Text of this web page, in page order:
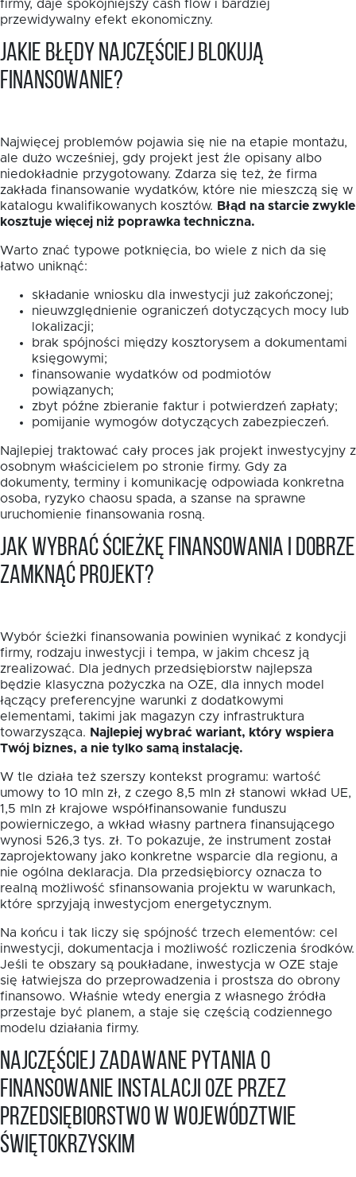
firmy, daje spokojniejszy cash flow i bardziej
przewidywalny efekt ekonomiczny.
Jakie błędy najczęściej blokują
finansowanie?
Najwięcej problemów pojawia się nie na etapie montażu,
ale dużo wcześniej, gdy projekt jest źle opisany albo
niedokładnie przygotowany. Zdarza się też, że firma
zakłada finansowanie wydatków, które nie mieszczą się w
katalogu kwalifikowanych kosztów. Błąd na starcie zwykle
kosztuje więcej niż poprawka techniczna.
Warto znać typowe potknięcia, bo wiele z nich da się
łatwo uniknąć:
składanie wniosku dla inwestycji już zakończonej;
nieuwzględnienie ograniczeń dotyczących mocy lub
lokalizacji;
brak spójności między kosztorysem a dokumentami
księgowymi;
finansowanie wydatków od podmiotów
powiązanych;
zbyt późne zbieranie faktur i potwierdzeń zapłaty;
pomijanie wymogów dotyczących zabezpieczeń.
Najlepiej traktować cały proces jak projekt inwestycyjny z
osobnym właścicielem po stronie firmy. Gdy za
dokumenty, terminy i komunikację odpowiada konkretna
osoba, ryzyko chaosu spada, a szanse na sprawne
uruchomienie finansowania rosną.
Jak wybrać ścieżkę finansowania i dobrze
zamknąć projekt?
Wybór ścieżki finansowania powinien wynikać z kondycji
firmy, rodzaju inwestycji i tempa, w jakim chcesz ją
zrealizować. Dla jednych przedsiębiorstw najlepsza
będzie klasyczna pożyczka na OZE, dla innych model
łączący preferencyjne warunki z dodatkowymi
elementami, takimi jak magazyn czy infrastruktura
towarzysząca. Najlepiej wybrać wariant, który wspiera
Twój biznes, a nie tylko samą instalację.
W tle działa też szerszy kontekst programu: wartość
umowy to 10 mln zł, z czego 8,5 mln zł stanowi wkład UE,
1,5 mln zł krajowe współfinansowanie funduszu
powierniczego, a wkład własny partnera finansującego
wynosi 526,3 tys. zł. To pokazuje, że instrument został
zaprojektowany jako konkretne wsparcie dla regionu, a
nie ogólna deklaracja. Dla przedsiębiorcy oznacza to
realną możliwość sfinansowania projektu w warunkach,
które sprzyjają inwestycjom energetycznym.
Na końcu i tak liczy się spójność trzech elementów: cel
inwestycji, dokumentacja i możliwość rozliczenia środków.
Jeśli te obszary są poukładane, inwestycja w OZE staje
się łatwiejsza do przeprowadzenia i prostsza do obrony
finansowo. Właśnie wtedy energia z własnego źródła
przestaje być planem, a staje się częścią codziennego
modelu działania firmy.
Najczęściej zadawane pytania o
finansowanie instalacji OZE przez
przedsiębiorstwo w województwie
świętokrzyskim